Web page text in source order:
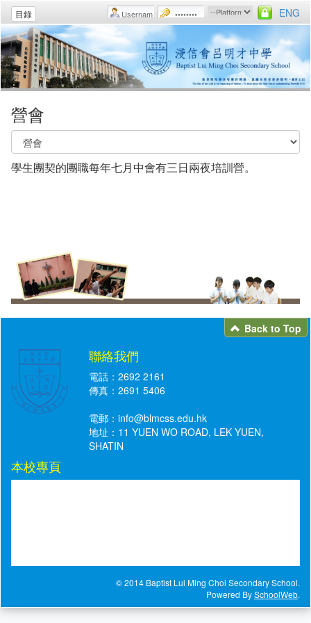
目錄 ENG
營會
學生團契的團職每年七月中會有三日兩夜培訓營。
Back to Top
聯絡我們
電話：2692 2161
傳真：2691 5406
電郵： info@blmcss.edu.hk
地址：11 YUEN WO ROAD, LEK YUEN,
SHATIN
本校專頁
© 2014 Baptist Lui Ming Choi Secondary School.
Powered BySchoolWeb.